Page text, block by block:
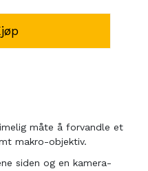
måte å forvandle et
makro-objektiv.
siden og en kamera-